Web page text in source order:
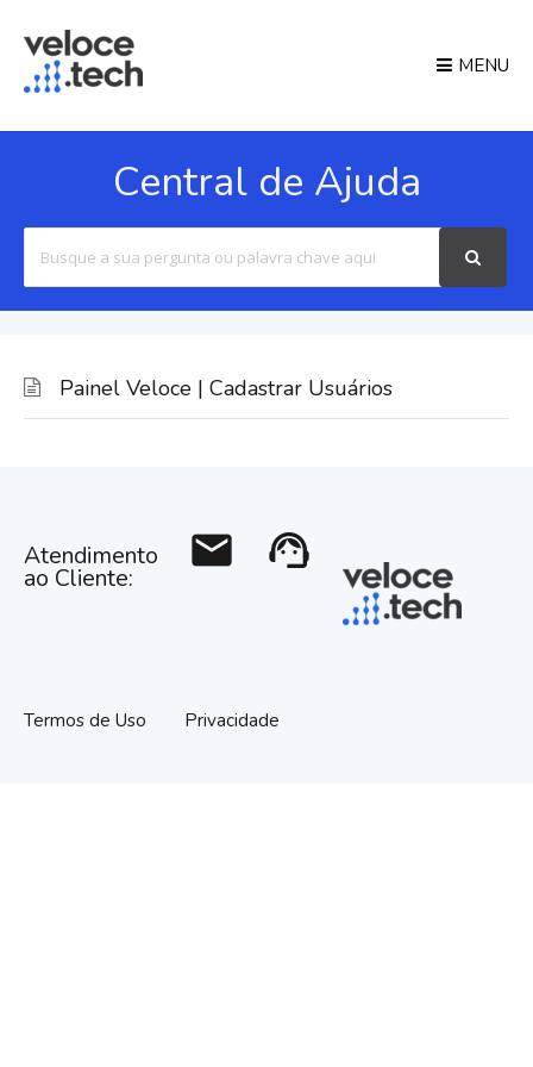
MENU
Central de Ajuda
For
Painel Veloce | Cadastrar Usuários
Atendimento
ao Cliente:
mail support_agent
Termos de Uso Privacidade